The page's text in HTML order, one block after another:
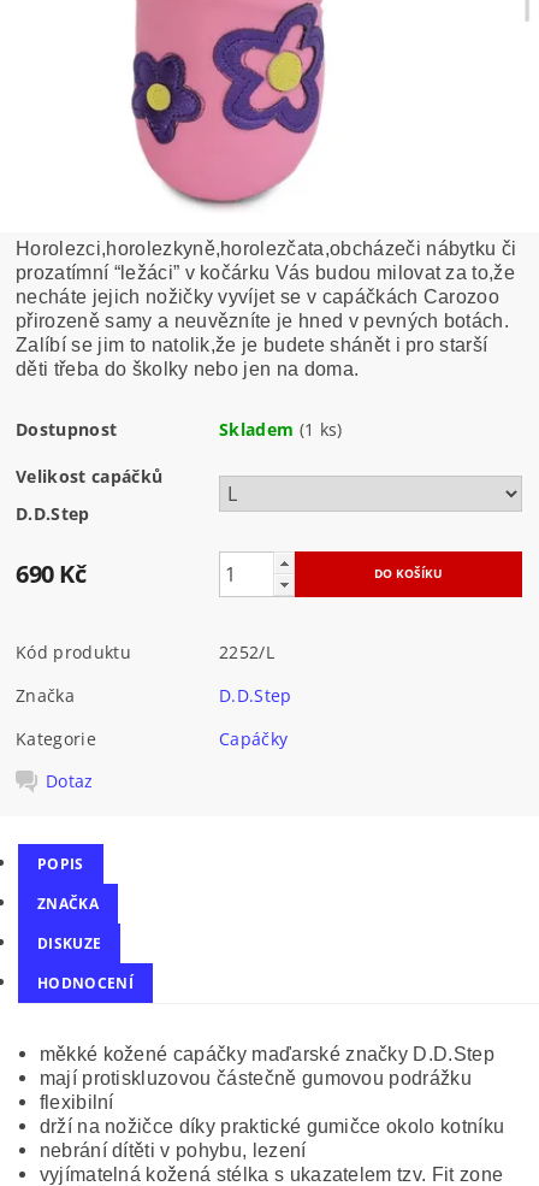
Horolezci,horolezkyně,horolezčata,obcházeči nábytku či
prozatímní “ležáci” v kočárku Vás budou milovat za to,že
necháte jejich nožičky vyvíjet se v capáčkách Carozoo
přirozeně samy a neuvězníte je hned v pevných botách.
Zalíbí se jim to natolik,že je budete shánět i pro starší
děti třeba do školky nebo jen na doma.
Dostupnost Skladem (1 ks)
Velikost capáčků
D.D.Step
690 Kč
Kód produktu
2252/L
Značka
D.D.Step
Kategorie
Capáčky
Dotaz
POPIS
ZNAČKA
DISKUZE
HODNOCENÍ
měkké kožené capáčky maďarské značky D.D.Step
mají protiskluzovou částečně gumovou podrážku
flexibilní
drží na nožičce díky praktické gumičce okolo kotníku
nebrání dítěti v pohybu, lezení
vyjímatelná kožená stélka s ukazatelem tzv. Fit zone